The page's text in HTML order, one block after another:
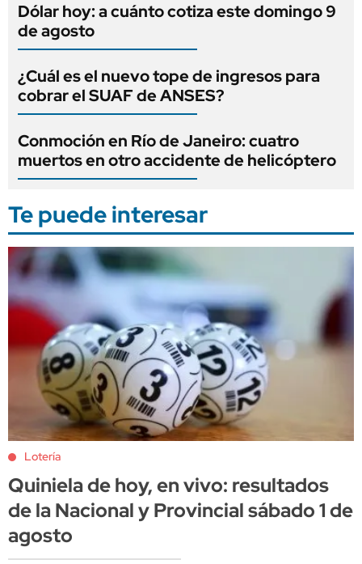
Dólar hoy: a cuánto cotiza este domingo 9
de agosto
¿Cuál es el nuevo tope de ingresos para
cobrar el SUAF de ANSES?
Conmoción en Río de Janeiro: cuatro
muertos en otro accidente de helicóptero
Te puede interesar
Lotería
Quiniela de hoy, en vivo: resultados
de la Nacional y Provincial sábado 1 de
agosto